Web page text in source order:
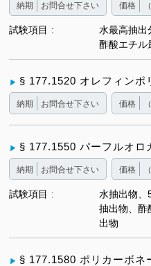
納期 お問合せ下さい 価格
試験項目
水最高抽出
酢酸エチル
§ 177.1520 オレフィンポ
納期 お問合せ下さい 価格
§ 177.1550 パーフルオロ
納期 お問合せ下さい 価格
試験項目
水抽出物、
抽出物、酢
出物
§ 177.1580 ポリカーボネ